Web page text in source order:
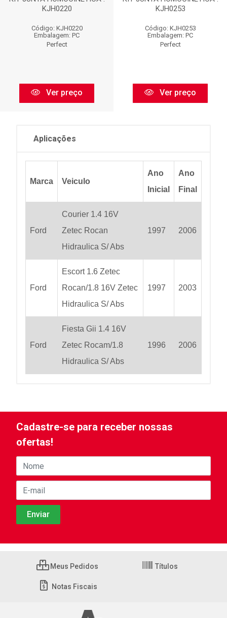
KJH0220
Código: KJH0220
Embalagem: PC
Perfect
Ver preço
KJH0253
Código: KJH0253
Embalagem: PC
Perfect
Ver preço
Aplicações
Marca Veiculo
Ano
Inicial
Ano
Final
Ford
Courier 1.4 16V
Zetec Rocan
Hidraulica S/ Abs
1997 2006
Ford
Escort 1.6 Zetec
Rocan/1.8 16V Zetec
Hidraulica S/ Abs
1997 2003
Ford
Fiesta Gii 1.4 16V
Zetec Rocam/1.8
Hidraulica S/ Abs
1996 2006
Cadastre-se para receber nossas
ofertas!
Meus Pedidos Títulos
Notas Fiscais